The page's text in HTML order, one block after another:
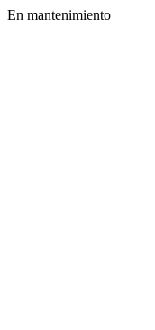
En mantenimiento